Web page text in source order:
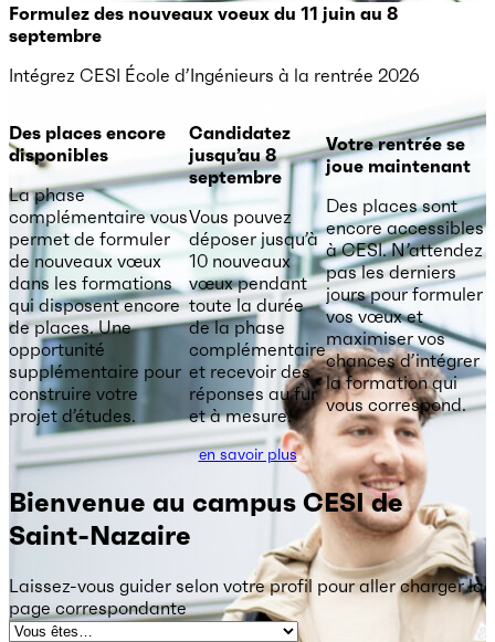
Formulez des nouveaux voeux du 11 juin au 8
septembre
Intégrez CESI École d’Ingénieurs à la rentrée 2026
Des places encore
disponibles
La phase
complémentaire vous
permet de formuler
de nouveaux vœux
dans les formations
qui disposent encore
de places. Une
opportunité
supplémentaire pour
construire votre
projet d’études.
Candidatez
jusqu’au 8
septembre
Vous pouvez
déposer jusqu’à
10 nouveaux
vœux pendant
toute la durée
de la phase
complémentaire
et recevoir des
réponses au fur
et à mesure.
Votre rentrée se
joue maintenant
Des places sont
encore accessibles
à CESI. N’attendez
pas les derniers
jours pour formuler
vos vœux et
maximiser vos
chances d’intégrer
la formation qui
vous correspond.
en savoir plus
Bienvenue au campus CESI de
Saint-Nazaire
Laissez-vous guider selon votre profil pour aller charger la
page correspondante